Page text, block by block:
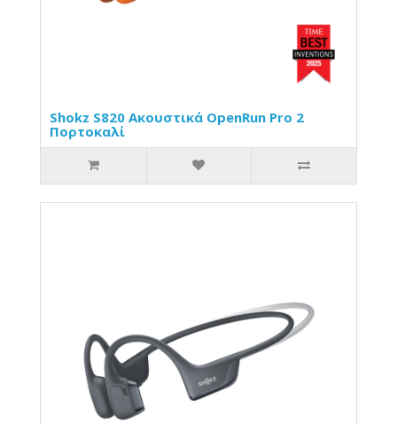
Shokz S820 Ακουστικά OpenRun Pro 2
Πορτοκαλί